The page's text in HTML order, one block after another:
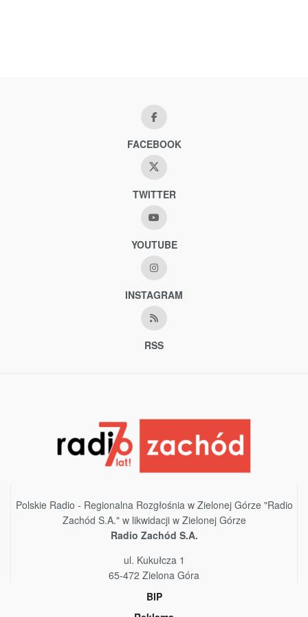
FACEBOOK
TWITTER
YOUTUBE
INSTAGRAM
RSS
Polskie Radio - Regionalna Rozgłośnia w Zielonej Górze "Radio
Zachód S.A." w likwidacji w Zielonej Górze
Radio Zachód S.A.
ul. Kukułcza 1
65-472 Zielona Góra
BIP